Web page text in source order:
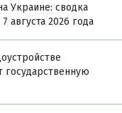
Украине: сводка
2026 года
государственную